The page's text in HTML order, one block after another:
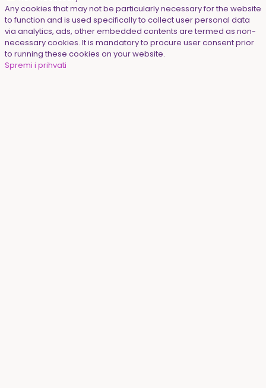
Any cookies that may not be particularly necessary for the website
to function and is used specifically to collect user personal data
via analytics, ads, other embedded contents are termed as non-
necessary cookies. It is mandatory to procure user consent prior
to running these cookies on your website.
Spremi i prihvati